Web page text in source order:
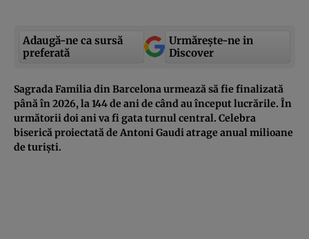
Adaugă-ne ca sursă
preferată
Urmărește-ne in
Discover
Sagrada Familia din Barcelona urmează să fie finalizată
până în 2026, la 144 de ani de când au început lucrările. În
următorii doi ani va fi gata turnul central. Celebra
biserică proiectată de Antoni Gaudi atrage anual milioane
de turiști.